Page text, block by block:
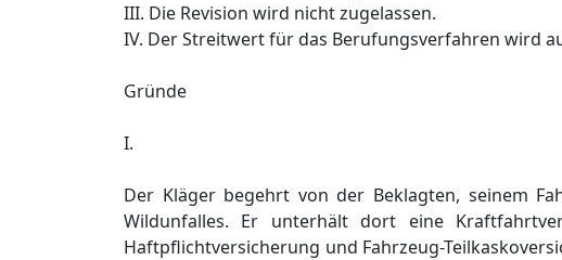
III. Die Revision wird nicht zugelassen.
IV. Der Streitwert für das Berufungsverfahren wird
Gründe
I.
Der Kläger begehrt von der Beklagten, seinem
Wildunfalles. Er unterhält dort eine
Haftpflichtversicherung und Fahrzeug-